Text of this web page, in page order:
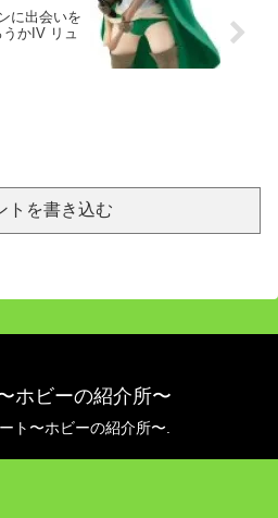
に出会いを
かIV リュ
トを書き込む
ホビーの紹介所〜
ト〜ホビーの紹介所〜.